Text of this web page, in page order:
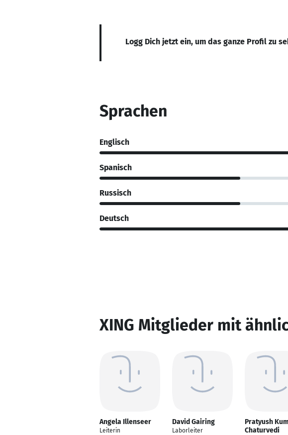
Logg Dich jetzt ein, um das ganze Profil zu
Sprachen
Englisch
Spanisch
Russisch
Deutsch
XING Mitglieder mit
Angela Illenseer
Leiterin
David Gairing
Laborleiter
Pratyush
Chaturvedi